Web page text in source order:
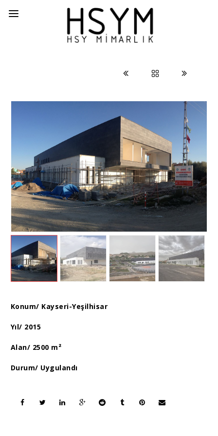
Konum/ Kayseri-Yeşilhisar
Yıl/ 2015
Alan/ 2500 m²
Durum/ Uygulandı